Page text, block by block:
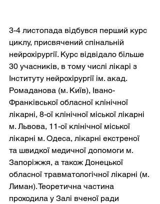
3-4 листопада відбувся перший курс
циклу, присвячений спінальній
нейрохірургії. Курс відвідало більше
30 учасників, в тому числі лікарі з
Інституту нейрохірургії ім. акад.
Ромаданова (м. Київ), Івано-
Франківської обласної клінічної
лікарні, 8-ої клінічної міської лікарні
м. Львова, 11-ої клінічної міської
лікарні м. Одеса, лікарні екстреної
та швидкої медичної допомоги м.
Запоріжжя, а також Донецької
обласної травматологічної лікарні (м.
Лиман). Теоретична частина
проходила у Залі вченої ради